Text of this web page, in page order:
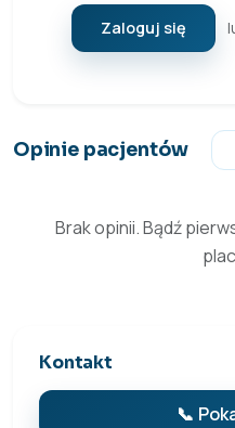
Zaloguj się
Opinie pacjentów
Brak opinii. Bądź
Kontakt
📞